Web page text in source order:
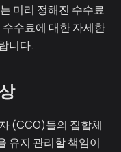
미리 정해진 수수료
수료에 대한 자세한
니다.
(CCO)들의 집합체
유지 관리할 책임이